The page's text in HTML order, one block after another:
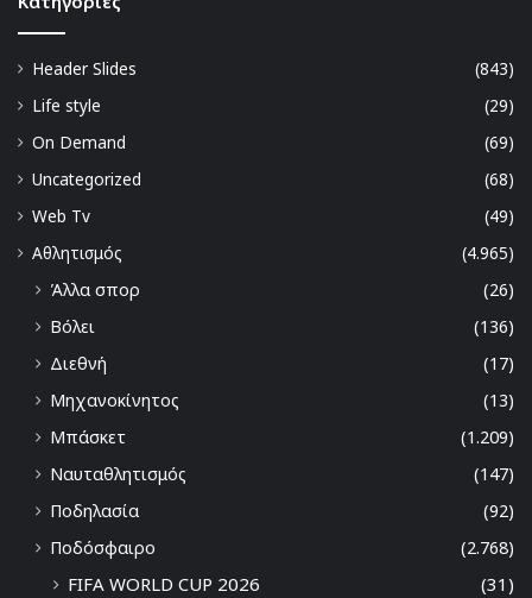
Header Slides
(843)
Life style
(29)
On Demand
(69)
Uncategorized
(68)
Web Tv
(49)
Αθλητισμός
(4.965)
Άλλα σπορ
(26)
Βόλει
(136)
Διεθνή
(17)
Μηχανοκίνητος
(13)
Μπάσκετ
(1.209)
Ναυταθλητισμός
(147)
Ποδηλασία
(92)
Ποδόσφαιρο
(2.768)
FIFA WORLD CUP 2026 (31)